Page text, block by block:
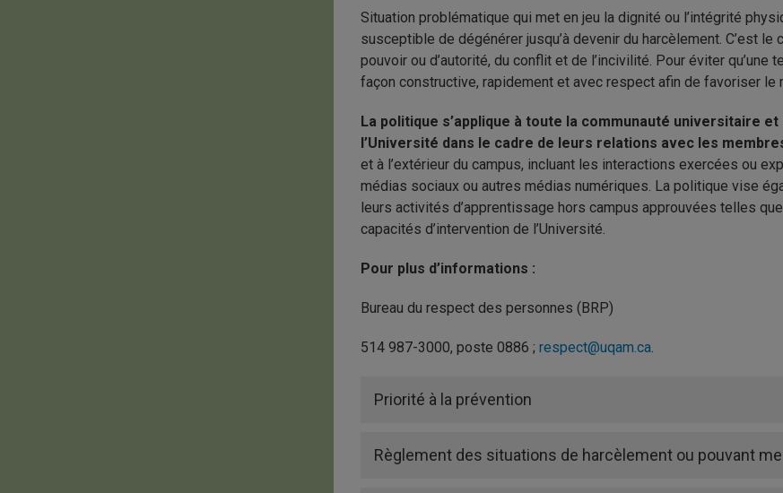
Situation problématique qui met en jeu la dignité ou l’intégrité
susceptible de dégénérer jusqu’à devenir du harcèlement. C’est
pouvoir ou d’autorité, du conflit et de l’incivilité. Pour éviter
façon constructive, rapidement et avec respect afin de favoriser le
La politique s’applique à toute la communauté universitaire
l’Université dans le cadre de leurs relations avec les
et à l’extérieur du campus, incluant les interactions exercées ou
médias sociaux ou autres médias numériques. La politique vise
leurs activités d’apprentissage hors campus approuvées telles
capacités d’intervention de l’Université.
Pour plus d’informations :
Bureau du respect des personnes (BRP)
514 987-3000, poste 0886 ; respect@uqam.ca.
Priorité à la prévention
Règlement des situations de harcèlement ou pouvant